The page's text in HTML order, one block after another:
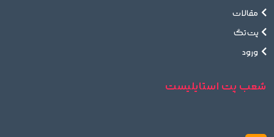
مقالات
پت تگ
ورود
شعب پت استایلیست